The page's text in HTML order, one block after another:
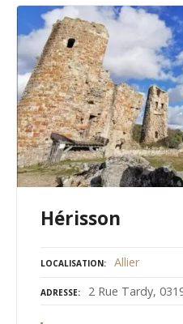
Hérisson
LOCALISATION Allier
ADRESSE 2 Rue Tardy,